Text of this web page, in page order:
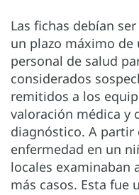
Las fichas debían
un plazo máximo de
personal de salud
considerados
remitidos a los
valoración médica y
diagnóstico. A partir
enfermedad en un
locales examinaban
más casos. Esta fue